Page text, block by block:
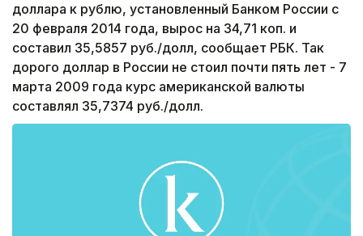
доллара к рублю, установленный Банком России с
20 февраля 2014 года, вырос на 34,71 коп. и
составил 35,5857 руб./долл, сообщает РБК. Так
дорого доллар в России не стоил почти пять лет - 7
марта 2009 года курс американской валюты
составлял 35,7374 руб./долл.